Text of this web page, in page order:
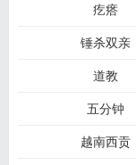
疙瘩
锤杀双亲
道教
五分钟
越南西贡